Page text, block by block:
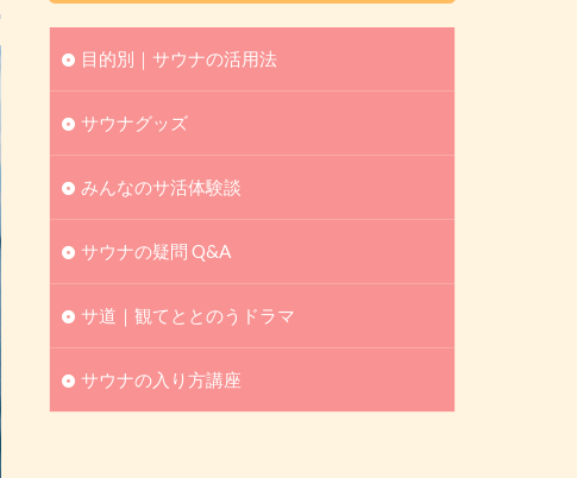
目的別｜サウナの活用法
サウナグッズ
みんなのサ活体験談
サウナの疑問 Q&A
サ道｜観てととのうドラマ
サウナの入り方講座